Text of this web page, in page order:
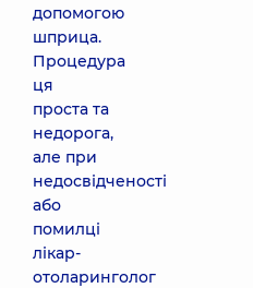
допомогою
шприца.
Процедура
ця
проста та
недорога,
але при
недосвідченості
або
помилці
лікар-
отоларинголог